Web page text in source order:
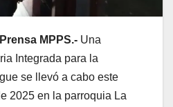
MPPS.- Una
Integrada para la
se llevó a cabo este
2025 en la parroquia La